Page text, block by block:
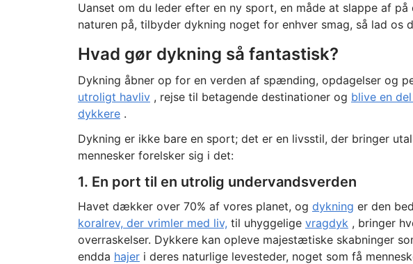
Uanset om du leder efter en ny sport, en måde at slappe af
naturen på, tilbyder dykning noget for enhver smag, så lad os
Hvad gør dykning så fantastisk?
Dykning åbner op for en verden af spænding, opdagelser og
utroligt havliv, rejse til betagende destinationer og blive en
dykkere.
Dykning er ikke bare en sport; det er en livsstil, der bringer
mennesker forelsker sig i det:
1. En port til en utrolig undervandsverden
Havet dækker over 70% af vores planet, og dykning er den
koralrev, der vrimler med liv, til uhyggelige vragdyk, bringer
overraskelser. Dykkere kan opleve majestætiske skabninger
endda hajeri deres naturlige levesteder, noget som få